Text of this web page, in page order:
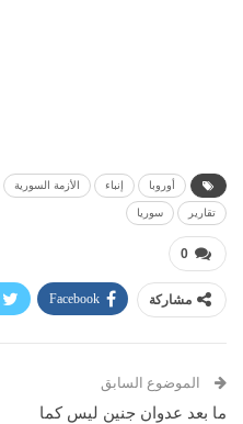
أوروبا إنباء الأزمة السورية
تقارير سوريا
0
مشاركة Facebook
البريد الإلكتروني
الموضوع السابق
ما بعد عدوان جنين ليس كما